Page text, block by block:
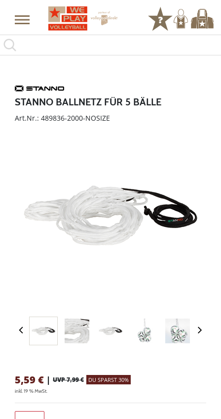
STANNO BALLNETZ FÜR 5 BÄLLE
Art.Nr.: 489836-2000-NOSIZE
5,59 € | UVP 7,99 € DU SPARST 30%
inkl. 19 % MwSt.